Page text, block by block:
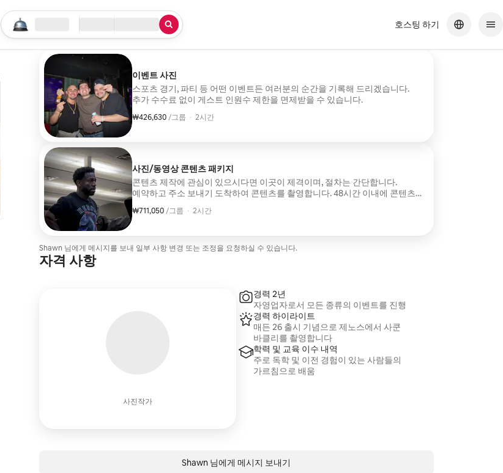
검색 시작하기
위치 체크인/체크아웃 호스팅 하기
이벤트 사진
스포츠 경기, 파티 등 어떤 이벤트든 여러분의 순간을 기록해 드리겠습니다.
추가 수수료 없이 게스트 인원수 제한을 면제받을 수 있습니다.
₩426,630 /그룹
그룹당 ₩426,630
, · 2시간
사진/동영상 콘텐츠 패키지
콘텐츠 제작에 관심이 있으시다면 이곳이 제격이며, 절차는 간단합니다.
예약하고 주소 보내기 도착하여 콘텐츠를 촬영합니다. 48시간 이내에 콘텐츠
포함 게스트 인원수 제한도 면제될 수 있습니다.
₩711,050 /그룹
그룹당 ₩711,050
, · 2시간
Shawn 님에게 메시지를 보내 일부 사항 변경 또는 조정을 요청하실 수 있습니다.
자격 사항
사진작가
경력 2년
자영업자로서 모든 종류의 이벤트를 진행
경력 하이라이트
매든 26 출시 기념으로 제노스에서 사쿤
바클리를 촬영합니다
학력 및 교육 이수 내역
주로 독학 및 이전 경험이 있는 사람들의
가르침으로 배움
Shawn 님에게 메시지 보내기